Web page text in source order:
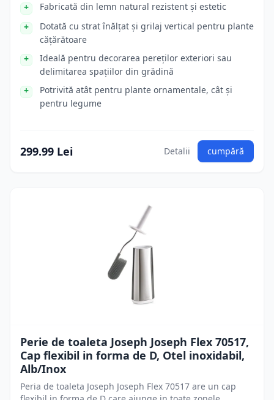
Fabricată din lemn natural rezistent și estetic
Dotată cu strat înălțat și grilaj vertical pentru plante
cățărătoare
Ideală pentru decorarea pereților exteriori sau
delimitarea spațiilor din grădină
Potrivită atât pentru plante ornamentale, cât și
pentru legume
299.99 Lei Detalii cumpără
Perie de toaleta Joseph Joseph Flex 70517,
Cap flexibil in forma de D, Otel inoxidabil,
Alb/Inox
Peria de toaleta Joseph Joseph Flex 70517 are un cap